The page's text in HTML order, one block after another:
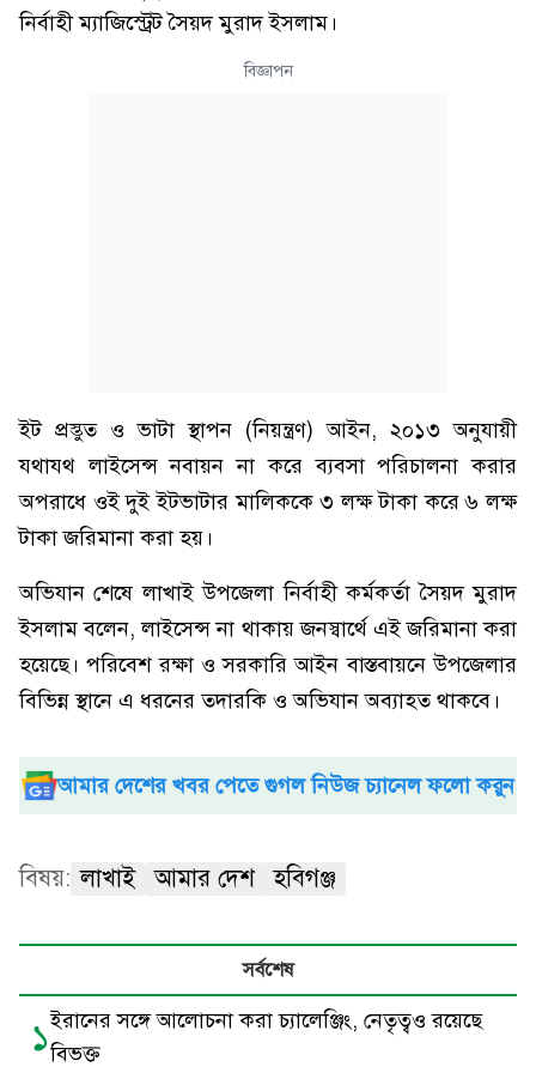
নির্বাহী ম্যাজিস্ট্রেট সৈয়দ মুরাদ ইসলাম।
বিজ্ঞাপন
ইট প্রস্তুত ও ভাটা স্থাপন (নিয়ন্ত্রণ) আইন, ২০১৩ অনুযায়ী
যথাযথ লাইসেন্স নবায়ন না করে ব্যবসা পরিচালনা করার
অপরাধে ওই দুই ইটভাটার মালিককে ৩ লক্ষ টাকা করে ৬ লক্ষ
টাকা জরিমানা করা হয়।
অভিযান শেষে লাখাই উপজেলা নির্বাহী কর্মকর্তা সৈয়দ মুরাদ
ইসলাম বলেন, লাইসেন্স না থাকায় জনস্বার্থে এই জরিমানা করা
হয়েছে। পরিবেশ রক্ষা ও সরকারি আইন বাস্তবায়নে উপজেলার
বিভিন্ন স্থানে এ ধরনের তদারকি ও অভিযান অব্যাহত থাকবে।
আমার দেশের খবর পেতে গুগল নিউজ চ্যানেল ফলো করুন
বিষয়: লাখাই আমার দেশ হবিগঞ্জ
সর্বশেষ
১ইরানের সঙ্গে আলোচনা করা চ্যালেঞ্জিং, নেতৃত্বও রয়েছে
বিভক্ত